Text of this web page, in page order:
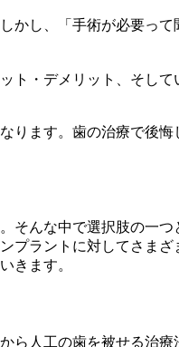
かし、「手術が必要っ
ト・デメリット、そし
ります。歯の治療で後
んな中で選択肢の一つ
ラントに対してさまざ
きます。
人工の歯を被せる治